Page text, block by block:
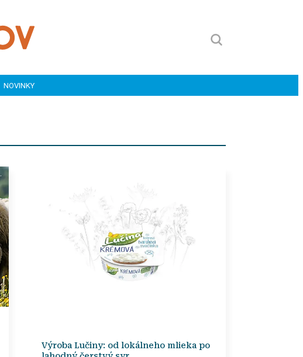
NOVINKY
Výroba Lučiny: od lokálneho mlieka po